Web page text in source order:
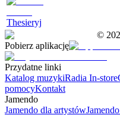
Thesieryj
©
Pobierz aplikację
Przydatne linki
Katalog muzykiRadia In-store
pomocyKontakt
Jamendo
Jamendo dla artystów